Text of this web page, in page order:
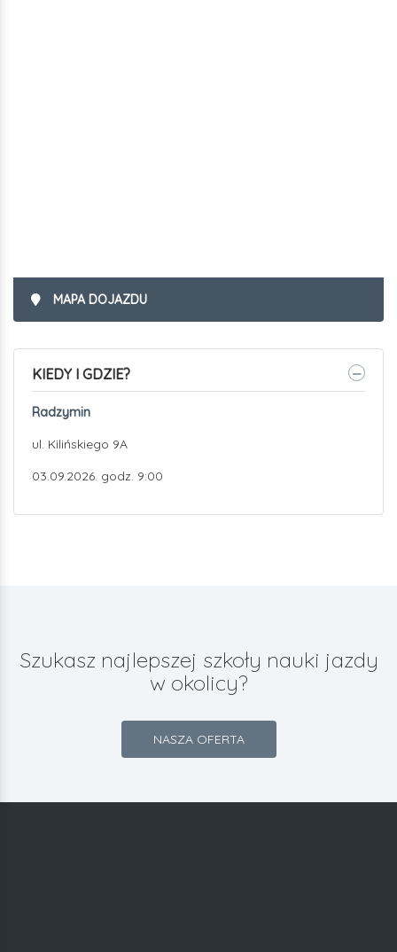
MAPA DOJAZDU
KIEDY I GDZIE?
Radzymin
ul. Kilińskiego 9A
03.09.2026. godz. 9:00
Szukasz najlepszej szkoły nauki jazdy
w okolicy?
NASZA OFERTA